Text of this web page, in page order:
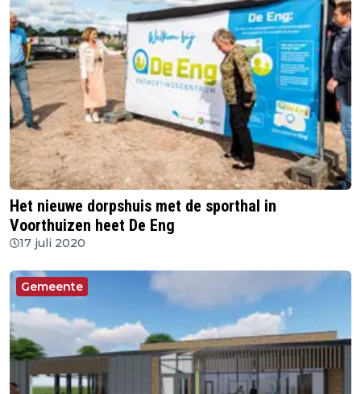
Het nieuwe dorpshuis met de sporthal in
Voorthuizen heet De Eng
17 juli 2020
Gemeente